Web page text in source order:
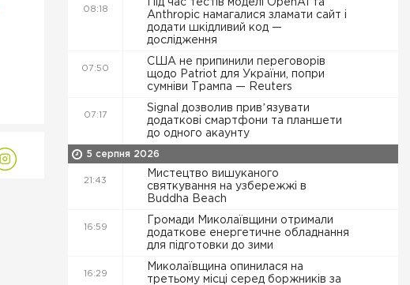
08:18
Під час тестів моделі OpenAI та
Anthropic намагалися зламати сайт і
додати шкідливий код —
дослідження
07:50
США не припинили переговорів
щодо Patriot для України, попри
сумніви Трампа — Reuters
07:17
Signal дозволив привʼязувати
додаткові смартфони та планшети
до одного акаунту
5 серпня 2026
21:43
Мистецтво вишуканого
святкування на узбережжі в
Buddha Beach
16:59
Громади Миколаївщини отримали
додаткове енергетичне обладнання
для підготовки до зими
16:29
Миколаївщина опинилася на
третьому місці серед боржників за